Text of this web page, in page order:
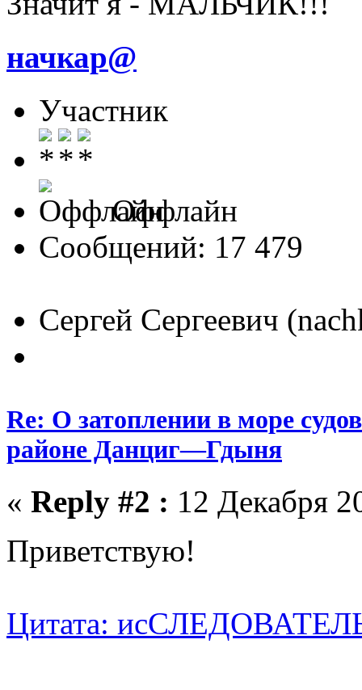
начкар@
Участник
Оффлайн
Сообщений: 17 479
Сергей Сергеевич
Re: О затоплении в море
районе Данциг—Гдыня
« Reply #2 : 12 Декабря
Приветствую!
Цитата: исСЛЕДОВАТЕЛЬ